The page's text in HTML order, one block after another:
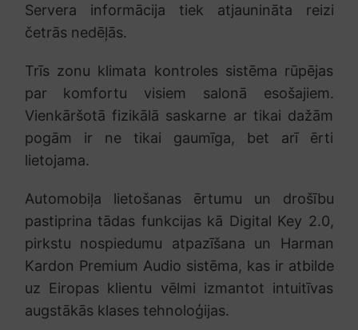
Servera informācija tiek atjaunināta reizi
četrās nedēļās.
Trīs zonu klimata kontroles sistēma rūpējas
par komfortu visiem salonā esošajiem.
Vienkāršotā fizikālā saskarne ar tikai dažām
pogām ir ne tikai gaumīga, bet arī ērti
lietojama.
Automobiļa lietošanas ērtumu un drošību
pastiprina tādas funkcijas kā Digital Key 2.0,
pirkstu nospiedumu atpazīšana un Harman
Kardon Premium Audio sistēma, kas ir atbilde
uz Eiropas klientu vēlmi izmantot intuitīvas
augstākās klases tehnoloģijas.